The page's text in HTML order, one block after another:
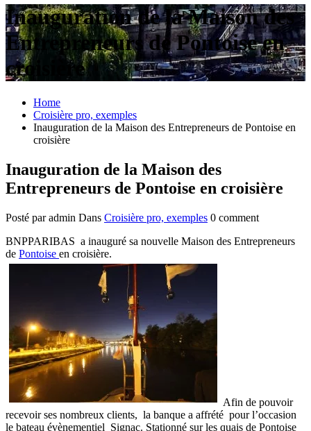
Inauguration de la Maison des
Entrepreneurs de Pontoise en
croisière
Home
Croisière pro, exemples
Inauguration de la Maison des Entrepreneurs de Pontoise en
croisière
Inauguration de la Maison des
Entrepreneurs de Pontoise en croisière
Posté par admin Dans Croisière pro, exemples 0 comment
BNPPARIBAS a inauguré sa nouvelle Maison des Entrepreneurs
de Pontoise en croisière.
Afin de pouvoir
recevoir ses nombreux clients, la banque a affrété pour l’occasion
le bateau évènementiel Signac. Stationné sur les quais de Pontoise